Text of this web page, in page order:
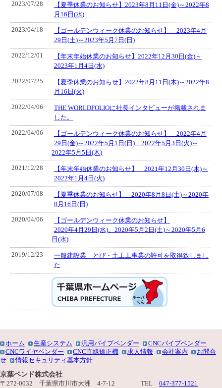
2023/07/28
【夏季休業のお知らせ】2023年8月11日(金)～2022年8
月16日(水)
2023/04/18
【ゴールデンウィーク休業のお知らせ】 2023年4月
29日(土)～2023年5月7日(日)
2022/12/01
【年末年始休業のお知らせ】2022年12月30日(金)～
2023年1月4日(水)
2022/07/25
【夏季休業のお知らせ】2022年8月11日(木)～2022年8
月16日(火)
2022/04/06
THE WORLDFOLIOに社長インタビューが掲載されま
した。
2022/04/06
【ゴールデンウィーク休業のお知らせ】 2022年4月
29日(金)～2022年5月1日(日) 2022年5月3日(火)～
2022年5月5日(木)
2021/12/28
【年末年始休業のお知らせ】 2021年12月30日(木)～
2022年1月4日(火)
2020/07/08
【夏季休業のお知らせ】 2020年8月8日(土)～2020年
8月16日(日)
2020/04/06
【ゴールデンウィーク休業のお知らせ】
2020年4月29日(水)、2020年5月2日(土)～2020年5月6
日(水)
2019/12/23
一般建設業 とび・土工工事業の許可を取得致しまし
た
ホーム 生産システム 汎用パイプベンダー
CNCパイプベンダー
CNCワイヤベンダー
CNC直線矯正機 求人情報 会社案内
お問合
せ
情報セキュリティ基本方針
京葉ベンド株式会社
〒272-0032 千葉県市川市大洲 4-7-12 TEL 047-377-1521